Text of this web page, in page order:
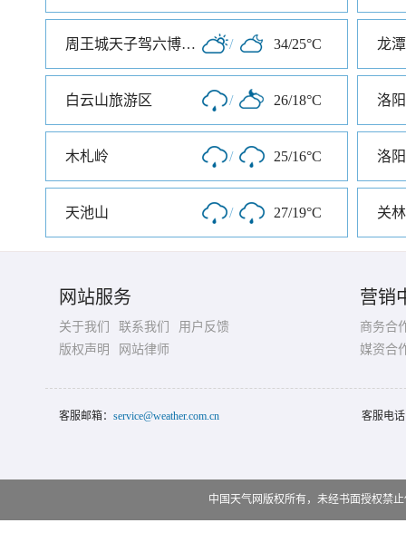
周王城天子驾六博物馆 / 34/25°C 龙
白云山旅游区 / 26/18°C 洛
木札岭 / 25/16°C 洛
天池山 / 27/19°C 关
网站服务
关于我们 联系我们
用户反馈
版权声明
网站律师
营销
商务合
媒资合
客服邮箱： service@weather.com.cn 客服电
中国天气网版权所有，未经书面授权